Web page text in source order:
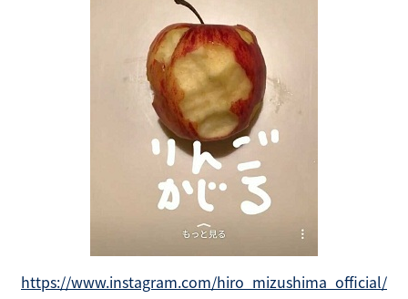
https://www.instagram.com/hiro_mizushima_official/